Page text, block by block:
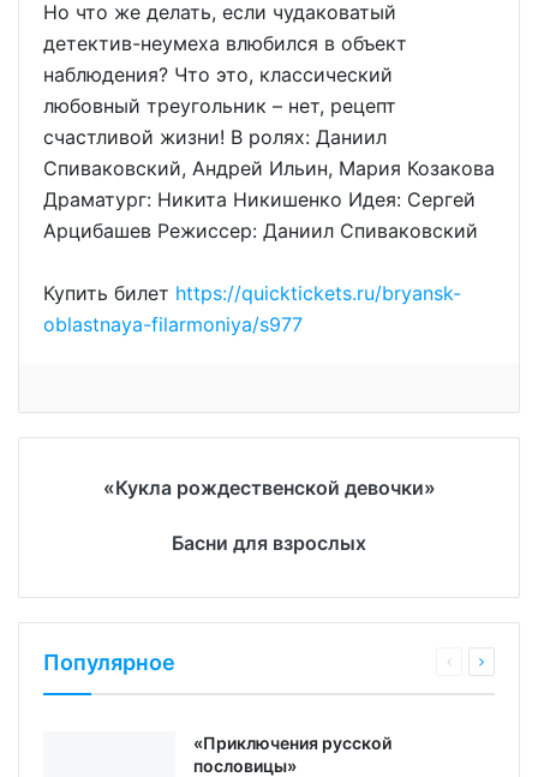
Но что же делать, если чудаковатый
детектив-неумеха влюбился в объект
наблюдения? Что это, классический
любовный треугольник – нет, рецепт
счастливой жизни! В ролях: Даниил
Спиваковский, Андрей Ильин, Мария Козакова
Драматург: Никита Никишенко Идея: Сергей
Арцибашев Режиссер: Даниил Спиваковский
Купить билет https://quicktickets.ru/bryansk-
oblastnaya-filarmoniya/s977
«Кукла рождественской девочки»
Басни для взрослых
Популярное
«Приключения русской
пословицы»